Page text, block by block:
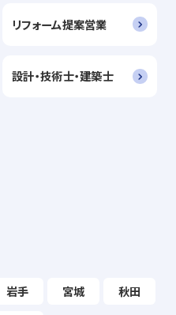
リフォーム提案営業
設計・技術士・建築士
岩手 宮城 秋田